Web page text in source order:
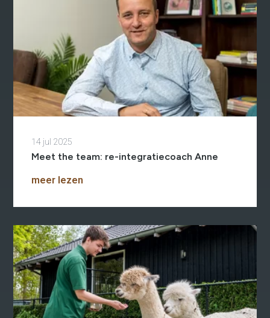
14 jul 2025
Meet the team: re-integratiecoach Anne
meer lezen